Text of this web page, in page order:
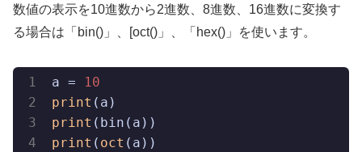
数値の表示を10進数から2進数、8進数、16進数に変換す
る場合は「bin()」、[oct()」、「hex()」を使います。
a =
10
print
print
print ( oct